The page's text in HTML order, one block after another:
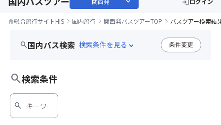
login
home総合旅行サイトHIS 国内旅行 関西発バスツアーTOP バスツアー検索結
search国内バス検索 expand_more 条件変更
search検索条件
search